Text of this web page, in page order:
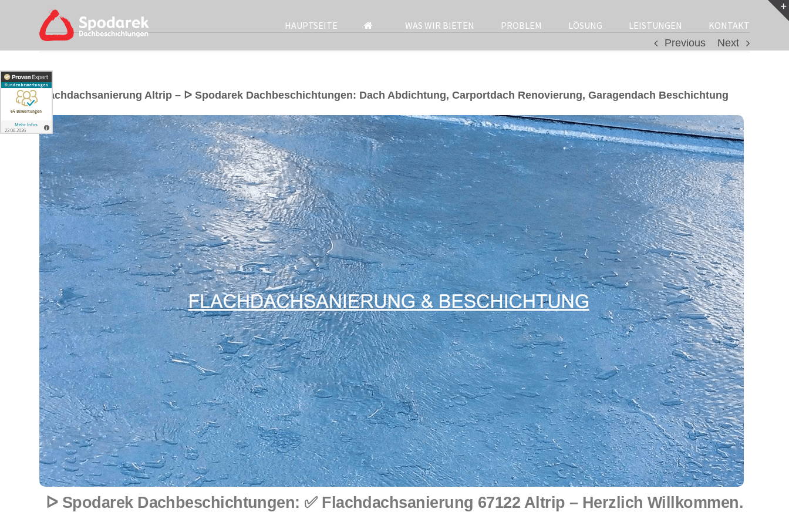
HAUPTSEITE WAS WIR BIETEN PROBLEM LÖSUNG LEISTUNGEN
KONTAKT
Previous
Next
Flachdachsanierung Altrip – ᐅ Spodarek Dachbeschichtungen: Dach Abdichtung, Carportdach Renovierung, Garagendach Beschichtung
ᐅ Spodarek Dachbeschichtungen: ✅ Flachdachsanierung 67122 Altrip – Herzlich Willkommen.